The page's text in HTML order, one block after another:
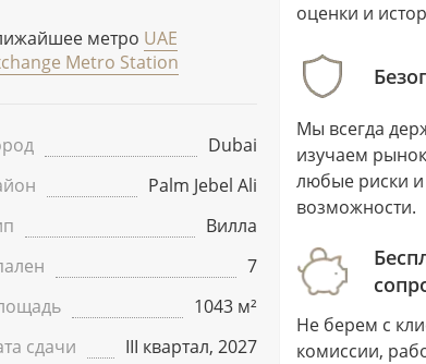
метро UAE
Metro Station
Dubai
Palm Jebel Ali
Вилла
7
1043 м²
сдачи
III квартал, 2027
оценки и
Мы всегда
изучаем
любые риски
возможности.
Не берем с
комиссии,